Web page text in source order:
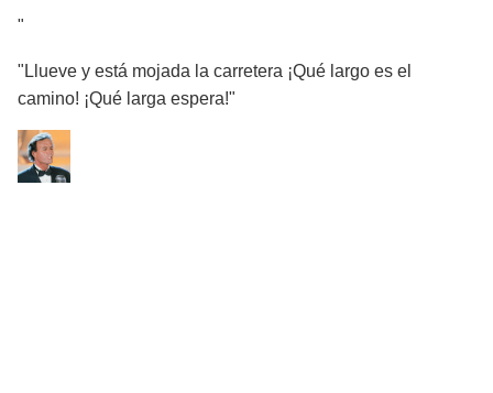
"
"Llueve y está mojada la carretera ¡Qué largo es el
camino! ¡Qué larga espera!"